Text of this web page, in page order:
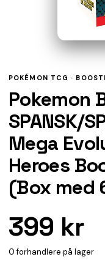
POKÉMON TCG ·
Pokemon
SPANSK/
Mega
Heroes
(Box med
399 kr
0 forhandlere på lager